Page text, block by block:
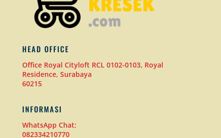
HEAD OFFICE
Office Royal Cityloft RCL 0102-0103, Royal
Residence, Surabaya
60215
INFORMASI
WhatsApp Chat:
082334210770